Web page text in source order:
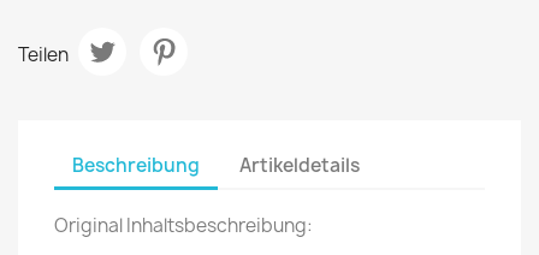
Teilen
Beschreibung Artikeldetails
Original Inhaltsbeschreibung: